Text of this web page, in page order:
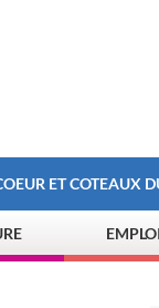
ET COTEAUX